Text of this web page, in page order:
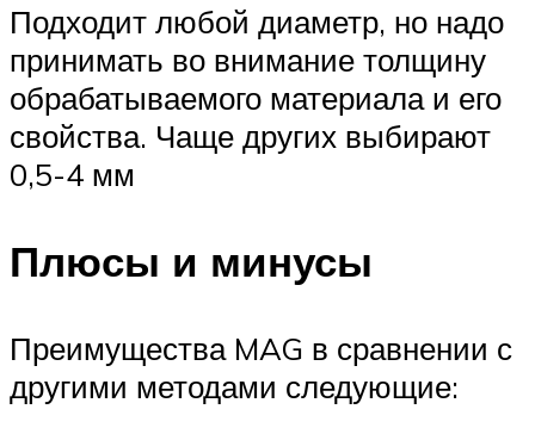
Подходит любой диаметр, но надо
принимать во внимание толщину
обрабатываемого материала и его
свойства. Чаще других выбирают
0,5-4 мм
Плюсы и минусы
Преимущества MAG в сравнении с
другими методами следующие: